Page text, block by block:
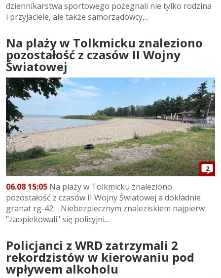
dziennikarstwa sportowego pożegnali nie tylko rodzina
i przyjaciele, ale także samorządowcy,...
Na plaży w Tolkmicku znaleziono
pozostałość z czasów II Wojny
Światowej
2
06.08 15:05 Na plaży w Tolkmicku znaleziono
pozostałość z czasów II Wojny Światowej a dokładnie
granat rg-42. Niebezpiecznym znaleziskiem najpierw
"zaopiekowali" się policyjni...
Policjanci z WRD zatrzymali 2
rekordzistów w kierowaniu pod
wpływem alkoholu